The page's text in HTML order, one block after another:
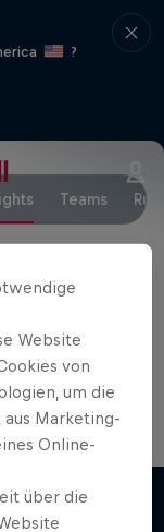
?
Teams
Website
von
um die
aus Marketing-
Online-
über die